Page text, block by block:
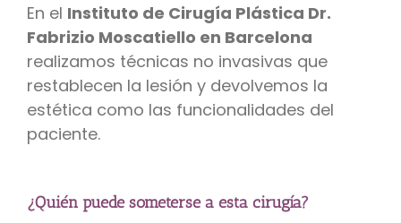
En el Instituto de Cirugía Plástica Dr.
Fabrizio Moscatiello en Barcelona
realizamos técnicas no invasivas que
restablecen la lesión y devolvemos la
estética como las funcionalidades del
paciente.
¿Quién puede someterse a esta cirugía?